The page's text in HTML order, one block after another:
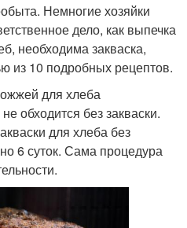
Немногие хозяйки
дело, как выпечка
необходима закваска,
из 10 подробных рецептов.
для хлеба
обходится без закваски.
для хлеба без
6 суток. Сама процедура